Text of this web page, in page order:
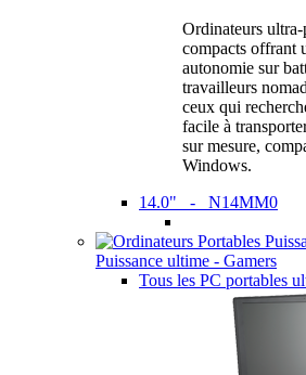
Ordinateurs ultra-
compacts offrant
autonomie sur
travailleurs
ceux qui
facile à
sur mesure,
Windows.
14.0" - N14MM0
Puissance ultime - Gamers
Tous les PC portables